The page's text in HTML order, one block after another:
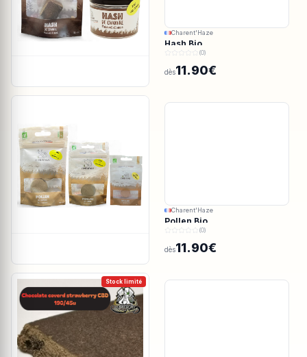
Charent'Haze
Hash Bio
(0)
dès11.90€
Charent'Haze
Pollen Bio
(0)
dès11.90€
Stock limité